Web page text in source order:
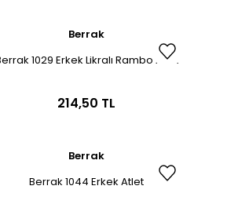
Berrak
1029 Erkek Likralı Rambo Atlet
214,50 TL
Berrak
Berrak 1044 Erkek Atlet